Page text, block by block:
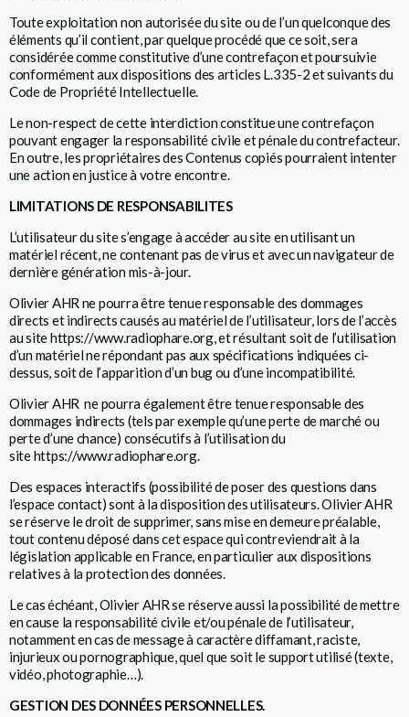
Toute exploitation non autorisée du site ou de l’un quelconque des
éléments qu’il contient, par quelque procédé que ce soit, sera
considérée comme constitutive d’une contrefaçon et poursuivie
conformément aux dispositions des articles L.335-2 et suivants du
Code de Propriété Intellectuelle.
Le non-respect de cette interdiction constitue une contrefaçon
pouvant engager la responsabilité civile et pénale du contrefacteur.
En outre, les propriétaires des Contenus copiés pourraient intenter
une action en justice à votre encontre.
LIMITATIONS DE RESPONSABILITES
L’utilisateur du site s’engage à accéder au site en utilisant un
matériel récent, ne contenant pas de virus et avec un navigateur de
dernière génération mis-à-jour.
Olivier AHR ne pourra être tenue responsable des dommages
directs et indirects causés au matériel de l’utilisateur, lors de l’accès
au sitehttps://www.radiophare.org, et résultant soit de l’utilisation
d’un matériel ne répondant pas aux spécifications indiquées ci-
dessus, soit de l’apparition d’un bug ou d’une incompatibilité.
Olivier AHR ne pourra également être tenue responsable des
dommages indirects (tels par exemple qu’une perte de marché ou
perte d’une chance) consécutifs à l’utilisation du
sitehttps://www.radiophare.org.
Des espaces interactifs (possibilité de poser des questions dans
l’espace contact) sont à la disposition des utilisateurs. Olivier AHR
se réserve le droit de supprimer, sans mise en demeure préalable,
tout contenu déposé dans cet espace qui contreviendrait à la
législation applicable en France, en particulier aux dispositions
relatives à la protection des données.
Le cas échéant, Olivier AHR se réserve aussi la possibilité de mettre
en cause la responsabilité civile et/ou pénale de l’utilisateur,
notamment en cas de message à caractère diffamant, raciste,
injurieux ou pornographique, quel que soit le support utilisé (texte,
vidéo, photographie…).
GESTION DES DONNÉES PERSONNELLES.